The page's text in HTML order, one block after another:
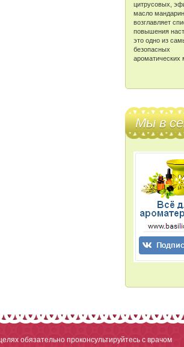
цитрусовых,
масло
возглавляет
повышения
это одно из
безопасных
ароматических
Мы в
обязательно проконсультируйтесь с врачом